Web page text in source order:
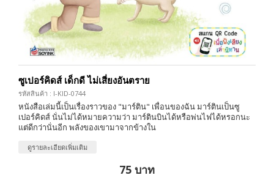
ซูเปอร์คิดส์ เด็กดี ไม่เสี่ยงอันตราย
รหัสสินค้า : I-KID-0744
หนังสือเล่มนี้เป็นเรื่องราวของ "มาร์ติน" เพื่อนของฉัน มาร์ตินเป็นซู
เปอร์คิดส์ นั่นไม่ได้หมายความว่า มาร์ตินบินได้หรือพ่นไฟได้หรอกนะ
แต่ดีกว่านั่นอีก พลังของเขามาจากข้างใน
ดูรายละเอียดเพิ่มเติม
75 บาท